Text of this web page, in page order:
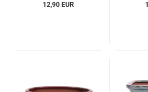
12,90 EUR